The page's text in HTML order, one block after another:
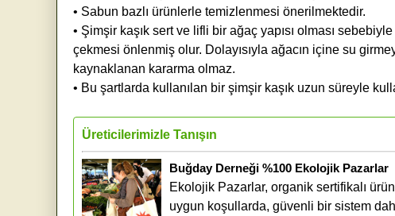
• Sabun bazlı ürünlerle temizlenmesi önerilmektedir.
• Şimşir kaşık sert ve lifli bir ağaç yapısı olması
çekmesi önlenmiş olur. Dolayısıyla ağacın içine su
kaynaklanan kararma olmaz.
• Bu şartlarda kullanılan bir şimşir kaşık uzun süreyle
Üreticilerimizle Tanışın
Buğday Derneği %100 Ekolojik Pazarlar
Ekolojik Pazarlar, organik sertifikalı
uygun koşullarda, güvenli bir sistem